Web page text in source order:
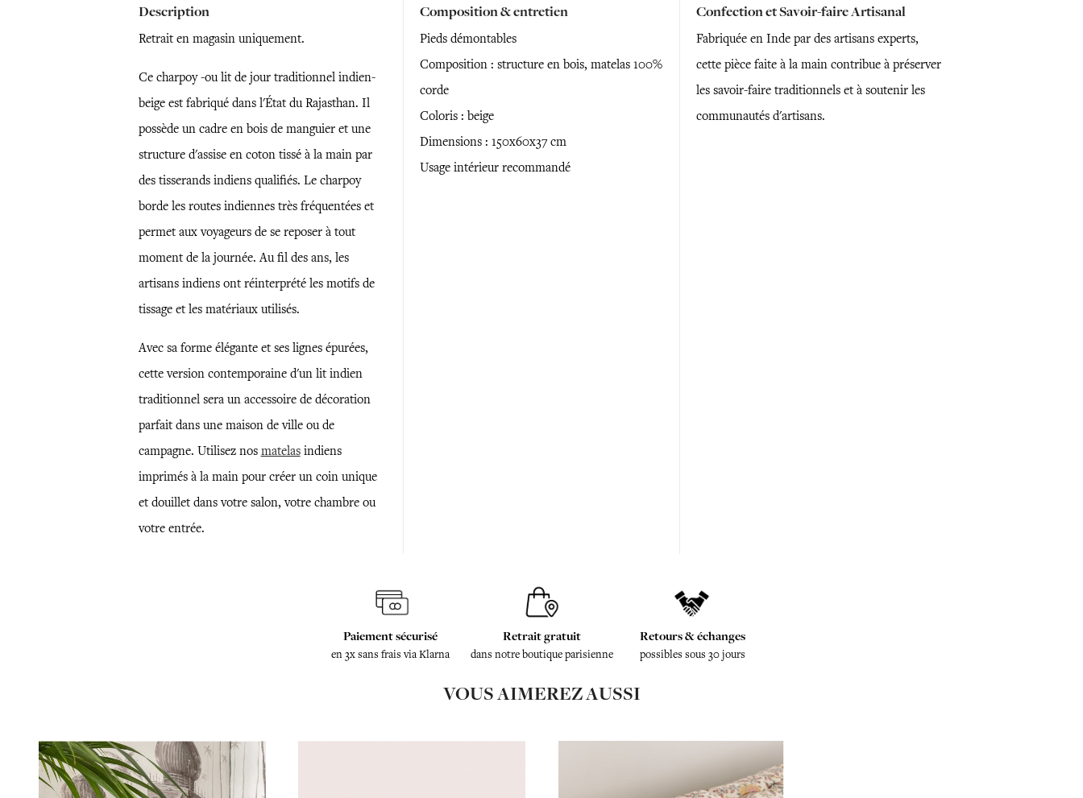
Description
Retrait en magasin uniquement.
Ce charpoy -ou lit de jour traditionnel indien-
beige est fabriqué dans l'État du Rajasthan. Il
possède un cadre en bois de manguier et une
structure d'assise en coton tissé à la main par
des tisserands indiens qualifiés. Le charpoy
borde les routes indiennes très fréquentées et
permet aux voyageurs de se reposer à tout
moment de la journée. Au fil des ans, les
artisans indiens ont réinterprété les motifs de
tissage et les matériaux utilisés.
Avec sa forme élégante et ses lignes épurées,
cette version contemporaine d'un lit indien
traditionnel sera un accessoire de décoration
parfait dans une maison de ville ou de
campagne. Utilisez nos matelasindiens
imprimés à la main pour créer un coin unique
et douillet dans votre salon, votre chambre ou
votre entrée.
Composition & entretien
Pieds démontables
Composition : structure en bois, matelas 100%
corde
Coloris : beige
Dimensions : 150x60x37 cm
Usage intérieur recommandé
Confection et Savoir-faire Artisanal
Fabriquée en Inde par des artisans experts,
cette pièce faite à la main contribue à préserver
les savoir-faire traditionnels et à soutenir les
communautés d'artisans.
Paiement sécurisé
en 3x sans frais via Klarna
Retrait gratuit
dans notre boutique parisienne
Retours & échanges
possibles sous 30 jours
VOUS AIMEREZ AUSSI